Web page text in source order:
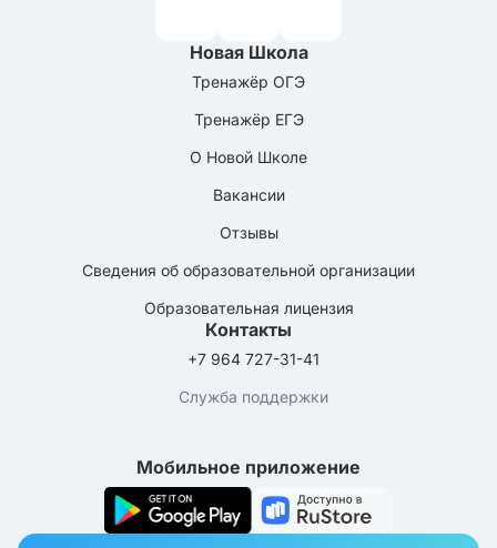
Новая Школа
Тренажёр ОГЭ
Тренажёр ЕГЭ
О Новой Школе
Вакансии
Отзывы
Сведения об образовательной организации
Образовательная лицензия
Контакты
+7 964 727-31-41
Служба поддержки
Мобильное приложение